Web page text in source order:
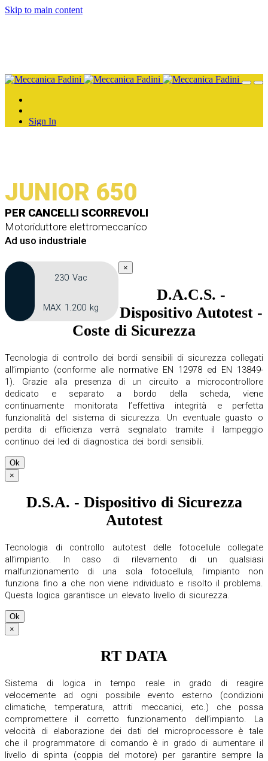
Skip to main content
Sign In
JUNIOR 650
PER CANCELLI SCORREVOLI
Motoriduttore elettromeccanico
Ad uso industriale
230 Vac
MAX 1.200 kg
×
D.A.C.S. -
Dispositivo Autotest -
Coste di Sicurezza
Tecnologia di controllo dei bordi sensibili di sicurezza collegati
all’impianto (conforme alle normative EN 12978 ed EN 13849-
1). Grazie alla presenza di un circuito a microcontrollore
dedicato e separato a bordo della scheda, viene
continuamente monitorata l’effettiva integrità e perfetta
funzionalità del sistema di sicurezza. Un eventuale guasto o
perdita di efficienza verrà segnalato tramite il lampeggio
continuo dei led di diagnostica dei bordi sensibili.
Ok
×
D.S.A. - Dispositivo di Sicurezza
Autotest
Tecnologia di controllo autotest delle fotocellule collegate
all’impianto. In caso di rilevamento di un qualsiasi
malfunzionamento di una sola fotocellula, l’impianto non
funziona fino a che non viene individuato e risolto il problema.
Questa logica garantisce un elevato livello di sicurezza.
Ok
×
RT DATA
Sistema di logica in tempo reale in grado di reagire
velocemente ad ogni possibile evento esterno (condizioni
climatiche, temperatura, attriti meccanici, etc.) che possa
compromettere il corretto funzionamento dell’impianto. La
velocità di elaborazione dei dati del microprocessore è tale
che il programmatore di comando è in grado di aumentare il
livello di spinta (coppia del motore) per garantire sempre la